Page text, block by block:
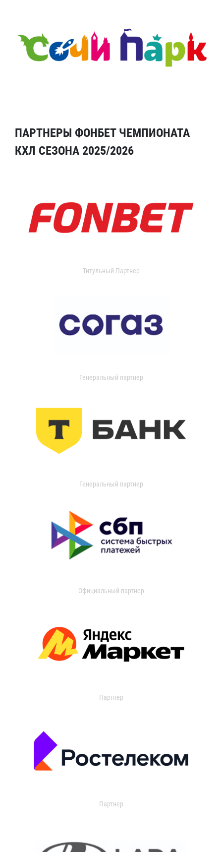
ПАРТНЕРЫ ФОНБЕТ ЧЕМПИОНАТА
КХЛ СЕЗОНА 2025/2026
Титульный Партнер
Генеральный партнер
Генеральный партнер
Официальный партнер
Партнер
Партнер